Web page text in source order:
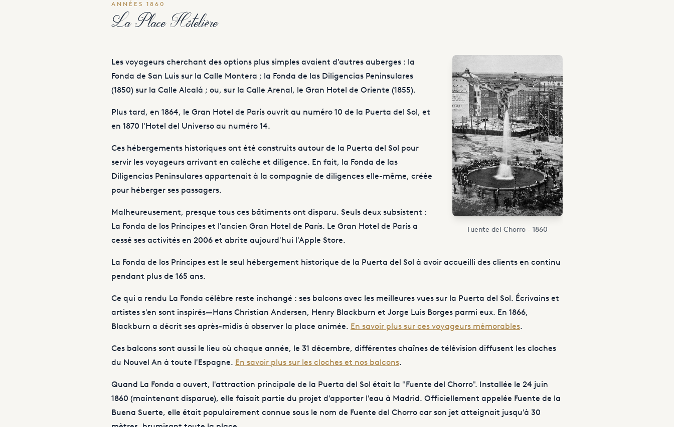
ANNÉES 1860
La Place Hôtelière
Fuente del Chorro - 1860
Les voyageurs cherchant des options plus simples avaient d'autres auberges : la
Fonda de San Luis sur la Calle Montera ; la Fonda de las Diligencias Peninsulares
(1850) sur la Calle Alcalá ; ou, sur la Calle Arenal, le Gran Hotel de Oriente (1855).
Plus tard, en 1864, le Gran Hotel de París ouvrit au numéro 10 de la Puerta del Sol, et
en 1870 l'Hotel del Universo au numéro 14.
Ces hébergements historiques ont été construits autour de la Puerta del Sol pour
servir les voyageurs arrivant en calèche et diligence. En fait, la Fonda de las
Diligencias Peninsulares appartenait à la compagnie de diligences elle-même, créée
pour héberger ses passagers.
Malheureusement, presque tous ces bâtiments ont disparu. Seuls deux subsistent :
La Fonda de los Príncipes et l'ancien Gran Hotel de París. Le Gran Hotel de París a
cessé ses activités en 2006 et abrite aujourd'hui l'Apple Store.
La Fonda de los Príncipes est le seul hébergement historique de la Puerta del Sol à avoir accueilli des clients en continu
pendant plus de 165 ans.
Ce qui a rendu La Fonda célèbre reste inchangé : ses balcons avec les meilleures vues sur la Puerta del Sol. Écrivains et
artistes s'en sont inspirés—Hans Christian Andersen, Henry Blackburn et Jorge Luis Borges parmi eux. En 1866,
Blackburn a décrit ses après-midis à observer la place animée. En savoir plus sur ces voyageurs mémorables.
Ces balcons sont aussi le lieu où chaque année, le 31 décembre, différentes chaînes de télévision diffusent les cloches
du Nouvel An à toute l'Espagne. En savoir plus sur les cloches et nos balcons.
Quand La Fonda a ouvert, l'attraction principale de la Puerta del Sol était la "Fuente del Chorro". Installée le 24 juin
1860 (maintenant disparue), elle faisait partie du projet d'apporter l'eau à Madrid. Officiellement appelée Fuente de la
Buena Suerte, elle était populairement connue sous le nom de Fuente del Chorro car son jet atteignait jusqu'à 30